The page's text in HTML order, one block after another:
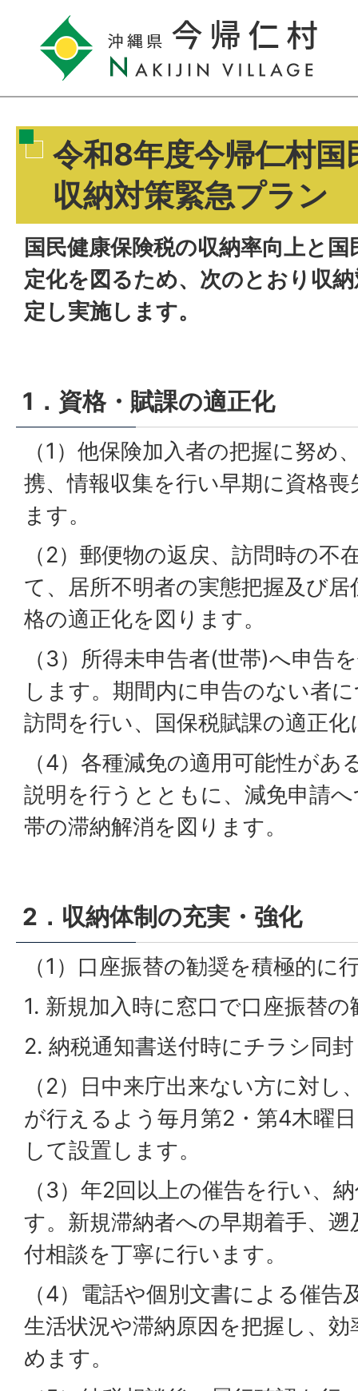
令和8年度今帰仁村国
収納対策緊急プラン
国民健康保険税の収納率向上と
定化を図るため、次のとおり収
定し実施します。
1．資格・賦課の適正化
（1）他保険加入者の把握に努め
携、情報収集を行い早期に資格
ます。
（2）郵便物の返戻、訪問時の不
て、居所不明者の実態把握及び
格の適正化を図ります。
（3）所得未申告者(世帯)へ申告
します。期間内に申告のない者
訪問を行い、国保税賦課の適正
（4）各種減免の適用可能性があ
説明を行うとともに、減免申請
帯の滞納解消を図ります。
2．収納体制の充実・強化
（1）口座振替の勧奨を積極的に
1. 新規加入時に窓口で口座振替の
2. 納税通知書送付時にチラシ同封
（2）日中来庁出来ない方に対し
が行えるよう毎月第2・第4木曜
して設置します。
（3）年2回以上の催告を行い、
す。新規滞納者への早期着手、
付相談を丁寧に行います。
（4）電話や個別文書による催告
生活状況や滞納原因を把握し、
めます。